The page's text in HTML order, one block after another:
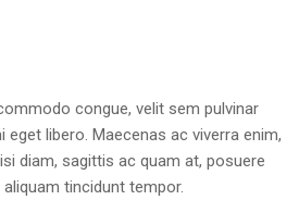
congue, velit sem pulvinar
eget libero. Maecenas ac viverra enim,
diam, sagittis ac quam at, posuere
tincidunt tempor.